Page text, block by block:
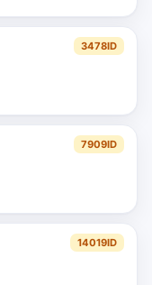
3478ID
7909ID
14019ID